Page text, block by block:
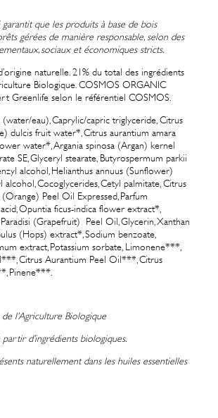
arantit que les produits à base de bois
gérées de manière responsable, selon des
sociaux et économiques stricts.
naturelle. 21% du total des ingrédients
Biologique. COSMOS ORGANIC
Greenlife selon le référentiel COSMOS.
(water/eau), Caprylic/capric triglyceride, Citrus
dulcis fruit water*, Citrus aurantium amara
water*, Argania spinosa (Argan) kernel
SE, Glyceryl stearate, Butyrospermum parkii
alcohol, Helianthus annuus (Sunflower)
alcohol, Cocoglycerides, Cetyl palmitate, Citrus
Peel Oil Expressed, Parfum
Opuntia ficus-indica flower extract*,
(Grapefruit)
Peel Oil, Glycerin, Xanthan
(Hops) extract*, Sodium benzoate,
extract, Potassium sorbate, Limonene***,
Citrus Aurantium Peel Oil***, Citrus
Pinene***.
l’Agriculture Biologique
d’ingrédients biologiques.
naturellement dans les huiles essentielles